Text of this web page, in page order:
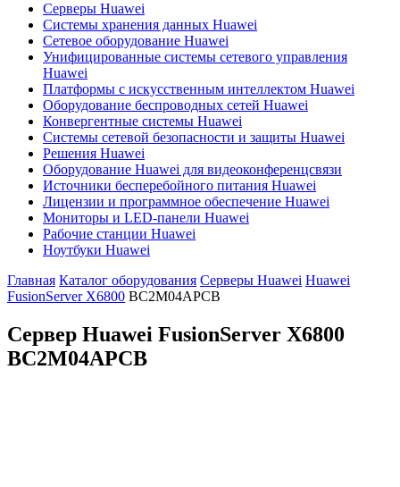
Серверы Huawei
Системы хранения данных Huawei
Сетевое оборудование Huawei
Унифицированные системы сетевого управления
Huawei
Платформы с искусственным интеллектом Huawei
Оборудование беспроводных сетей Huawei
Конвергентные системы Huawei
Системы сетевой безопасности и защиты Huawei
Решения Huawei
Оборудование Huawei для видеоконференцсвязи
Источники бесперебойного питания Huawei
Лицензии и программное обеспечение Huawei
Мониторы и LED-панели Huawei
Рабочие станции Huawei
Ноутбуки Huawei
Главная Каталог оборудования Серверы Huawei Huawei
FusionServer X6800 BC2M04APCB
Сервер Huawei FusionServer X6800
BC2M04APCB